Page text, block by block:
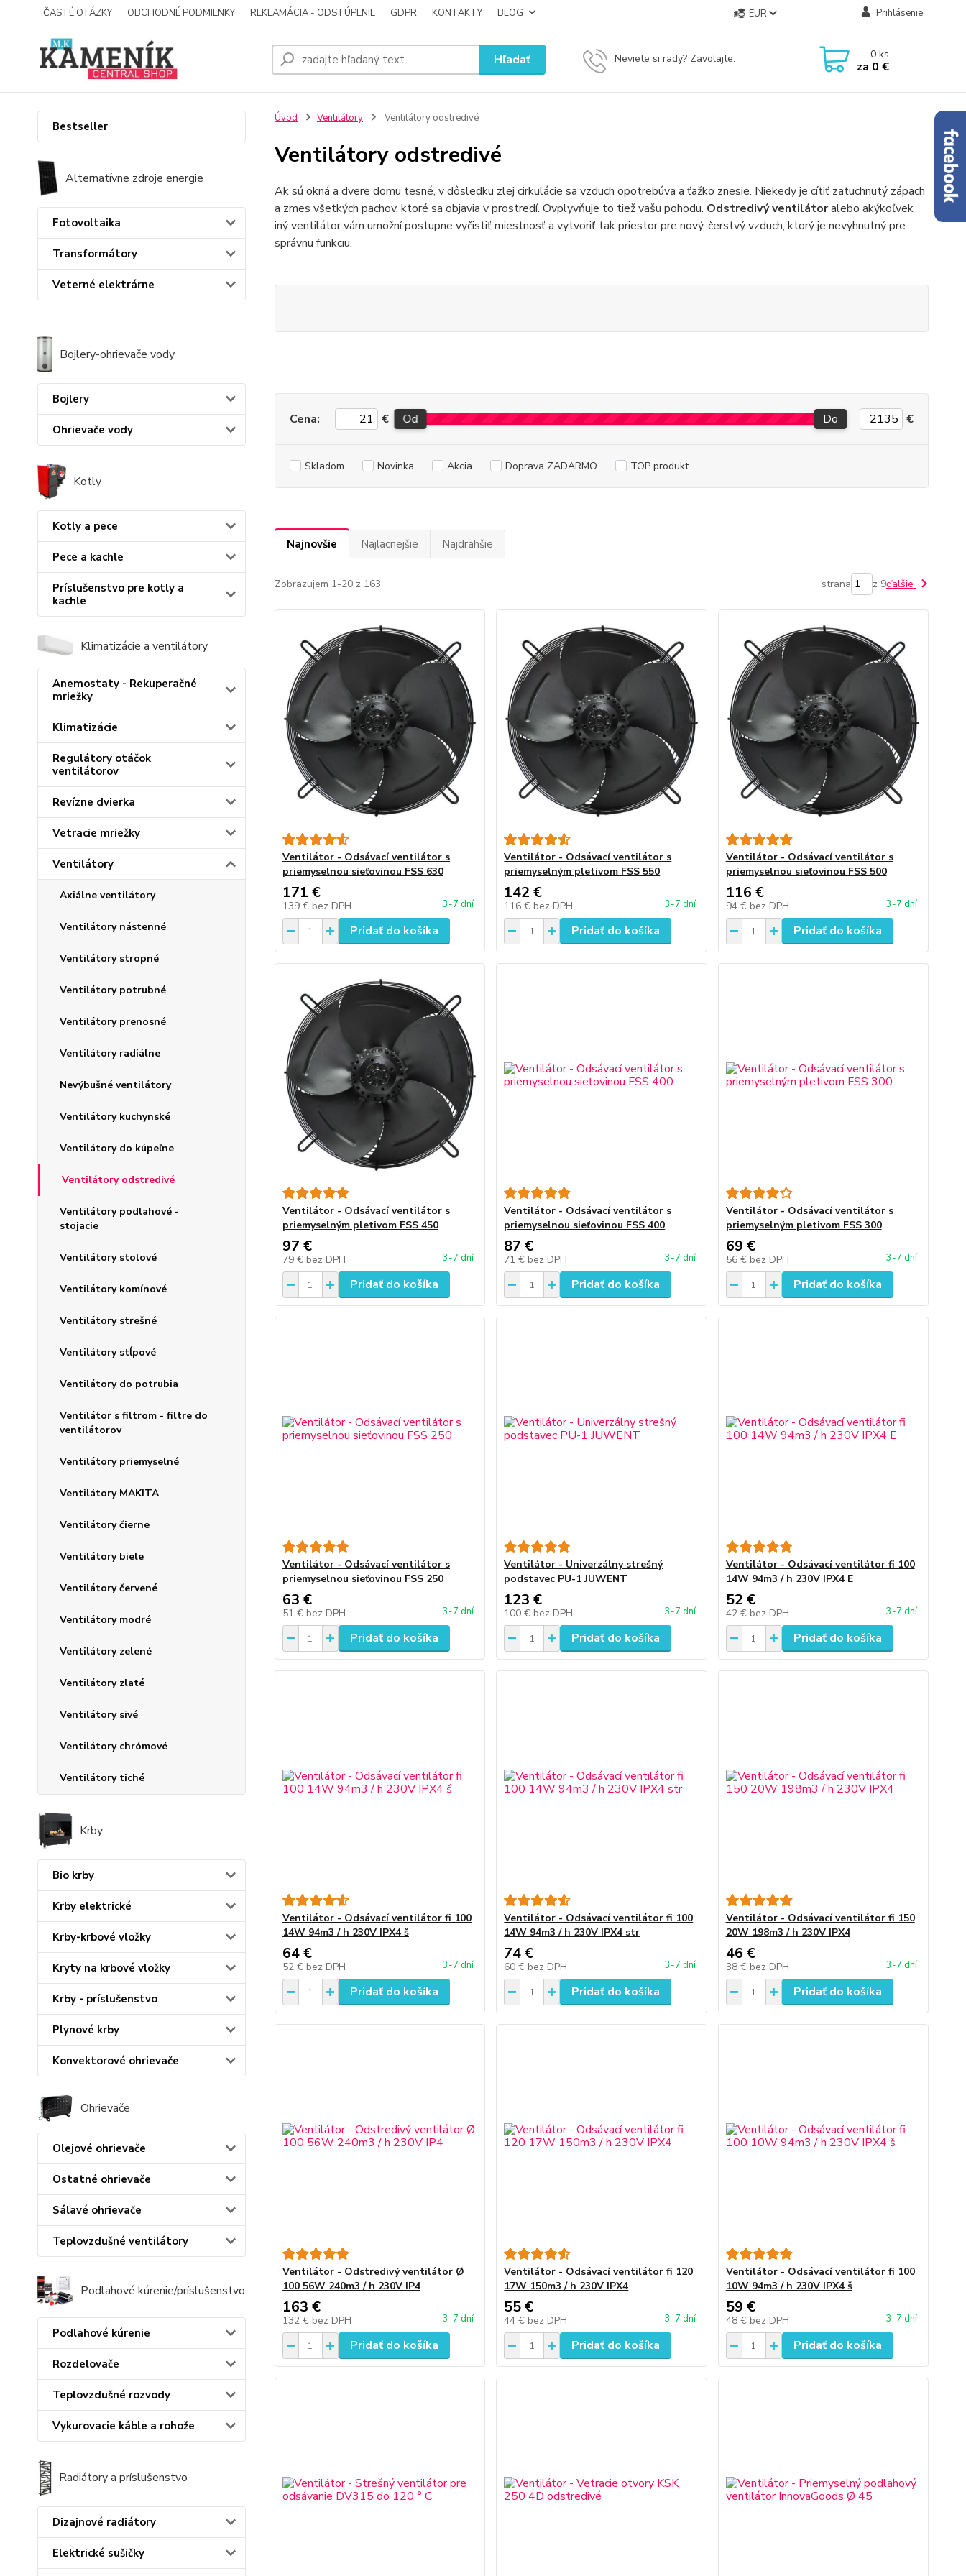
ČASTÉ OTÁZKY OBCHODNÉ PODMIENKY REKLAMÁCIA - ODSTÚPENIE GDPR KONTAKTY BLOG EUR Prihlásenie
Hľadať Neviete si rady? Zavolajte. 0ks
za 0 €
Bestseller
Alternatívne zdroje energie
Fotovoltaika
Transformátory
Veterné elektrárne
Bojlery-ohrievače vody
Bojlery
Ohrievače vody
Kotly
Kotly a pece
Pece a kachle
Príslušenstvo pre kotly a
kachle
Klimatizácie a ventilátory
Anemostaty - Rekuperačné
mriežky
Klimatizácie
Regulátory otáčok
ventilátorov
Revízne dvierka
Vetracie mriežky
Ventilátory
Axiálne ventilátory
Ventilátory nástenné
Ventilátory stropné
Ventilátory potrubné
Ventilátory prenosné
Ventilátory radiálne
Nevýbušné ventilátory
Ventilátory kuchynské
Ventilátory do kúpeľne
Ventilátory odstredivé
Ventilátory podlahové -
stojacie
Ventilátory stolové
Ventilátory komínové
Ventilátory strešné
Ventilátory stĺpové
Ventilátory do potrubia
Ventilátor s filtrom - filtre do
ventilátorov
Ventilátory priemyselné
Ventilátory MAKITA
Ventilátory čierne
Ventilátory biele
Ventilátory červené
Ventilátory modré
Ventilátory zelené
Ventilátory zlaté
Ventilátory sivé
Ventilátory chrómové
Ventilátory tiché
Krby
Bio krby
Krby elektrické
Krby-krbové vložky
Kryty na krbové vložky
Krby - príslušenstvo
Plynové krby
Konvektorové ohrievače
Ohrievače
Olejové ohrievače
Ostatné ohrievače
Sálavé ohrievače
Teplovzdušné ventilátory
Podlahové kúrenie/príslušenstvo
Podlahové kúrenie
Rozdelovače
Teplovzdušné rozvody
Vykurovacie káble a rohože
Radiátory a príslušenstvo
Dizajnové radiátory
Elektrické sušičky
Úvod Ventilátory Ventilátory odstredivé
Ventilátory odstredivé
Ak sú okná a dvere domu tesné, v dôsledku zlej cirkulácie sa vzduch opotrebúva a ťažko znesie. Niekedy je cítiť zatuchnutý zápach
a zmes všetkých pachov, ktoré sa objavia v prostredí. Ovplyvňuje to tiež vašu pohodu. Odstredivý ventilátoralebo akýkoľvek
iný ventilátor vám umožní postupne vyčistiť miestnosť a vytvoriť tak priestor pre nový, čerstvý vzduch, ktorý je nevyhnutný pre
správnu funkciu.
Cena: € Od Do €
Skladom Novinka Akcia Doprava ZADARMO TOP produkt
Najnovšie Najlacnejšie Najdrahšie
Zobrazujem 1-20 z 163 strana z 9ďalšie
Ventilátor - Odsávací ventilátor s
priemyselnou sieťovinou FSS 630
171 €
139 € bez DPH 3-7 dní
Pridať do košíka
Ventilátor - Odsávací ventilátor s
priemyselným pletivom FSS 550
142 €
116 € bez DPH 3-7 dní
Pridať do košíka
Ventilátor - Odsávací ventilátor s
priemyselnou sieťovinou FSS 500
116 €
94 € bez DPH 3-7 dní
Pridať do košíka
Ventilátor - Odsávací ventilátor s
priemyselným pletivom FSS 450
97 €
79 € bez DPH 3-7 dní
Pridať do košíka
Ventilátor - Odsávací ventilátor s
priemyselnou sieťovinou FSS 400
87 €
71 € bez DPH 3-7 dní
Pridať do košíka
Ventilátor - Odsávací ventilátor s
priemyselným pletivom FSS 300
69 €
56 € bez DPH 3-7 dní
Pridať do košíka
Ventilátor - Odsávací ventilátor s
priemyselnou sieťovinou FSS 250
63 €
51 € bez DPH 3-7 dní
Pridať do košíka
Ventilátor - Univerzálny strešný
podstavec PU-1 JUWENT
123 €
100 € bez DPH 3-7 dní
Pridať do košíka
Ventilátor - Odsávací ventilátor fi 100
14W 94m3 / h 230V IPX4 E
52 €
42 € bez DPH 3-7 dní
Pridať do košíka
Ventilátor - Odsávací ventilátor fi 100
14W 94m3 / h 230V IPX4 š
64 €
52 € bez DPH 3-7 dní
Pridať do košíka
Ventilátor - Odsávací ventilátor fi 100
14W 94m3 / h 230V IPX4 str
74 €
60 € bez DPH 3-7 dní
Pridať do košíka
Ventilátor - Odsávací ventilátor fi 150
20W 198m3 / h 230V IPX4
46 €
38 € bez DPH 3-7 dní
Pridať do košíka
Ventilátor - Odstredivý ventilátor Ø
100 56W 240m3 / h 230V IP4
163 €
132 € bez DPH 3-7 dní
Pridať do košíka
Ventilátor - Odsávací ventilátor fi 120
17W 150m3 / h 230V IPX4
55 €
44 € bez DPH 3-7 dní
Pridať do košíka
Ventilátor - Odsávací ventilátor fi 100
10W 94m3 / h 230V IPX4 š
59 €
48 € bez DPH 3-7 dní
Pridať do košíka